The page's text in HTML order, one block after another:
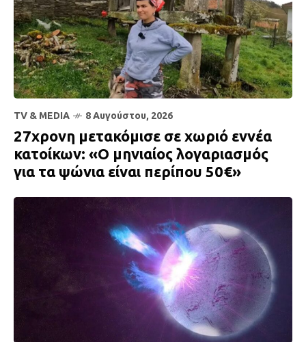
TV & MEDIA 8 Αυγούστου, 2026
27χρονη μετακόμισε σε χωριό εννέα
κατοίκων: «Ο μηνιαίος λογαριασμός
για τα ψώνια είναι περίπου 50€»